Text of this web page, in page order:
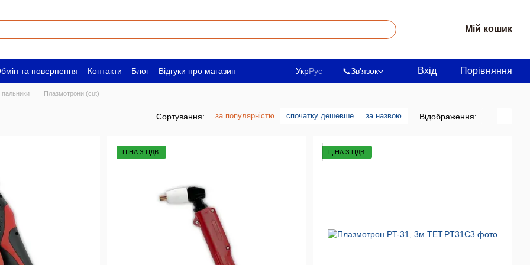
Мій кошик
та повернення Контакти Блог
Відгуки про магазин
Вакансії
УкрРус 📞Зв'язок Вхід Порівняння
пальники Плазмотрони (cut)
Сортування: за популярністю спочатку дешевше за назвою Відображення:
ЦІНА З ПДВ ЦІНА З ПДВ